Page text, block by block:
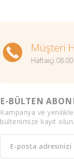
Müşteri
Haftaiçi
E-BÜLTEN
Kampanya ve
bültenimize kayıt olun.